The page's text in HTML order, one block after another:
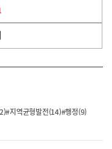
#지역균형발전(14)#행정(9)